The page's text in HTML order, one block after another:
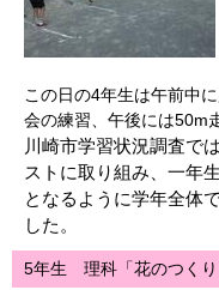
この日の4年生は午前中
会の練習、午後には50m
川崎市学習状況調査で
ストに取り組み、一年
となるように学年全体
した。
5年生 理科「花のつくり